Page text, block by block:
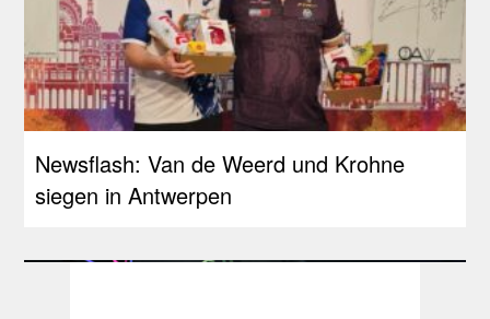
Newsflash: Van de Weerd und Krohne
siegen in Antwerpen